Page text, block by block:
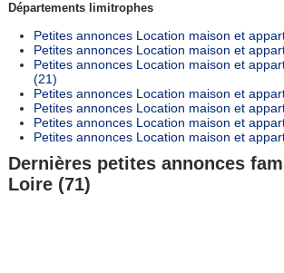
Départements limitrophes
Petites annonces Location maison et
Petites annonces Location maison et
Petites annonces Location maison et
(21)
Petites annonces Location maison et
Petites annonces Location maison et
Petites annonces Location maison et
Petites annonces Location maison et
Dernières petites annonces
Loire (71)